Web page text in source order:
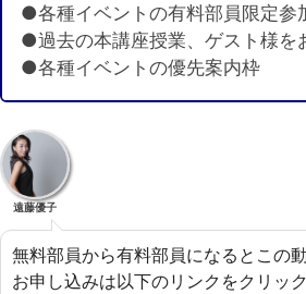
●各種イベントの有料部員限定参
●過去の本講座授業、ゲスト様を
●各種イベントの優先案内枠
遠藤優子
無料部員から有料部員になるとこの
お申し込みは以下のリンクをクリック